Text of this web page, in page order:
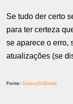
Se tudo der certo
para ter certeza
se aparece o erro,
atualizações (se
Fonte:GalaxyS3Brasil